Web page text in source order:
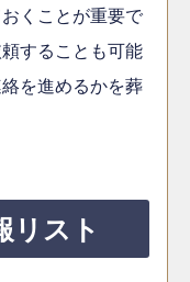
くことが重要で
することも可能
を進めるかを葬
リスト